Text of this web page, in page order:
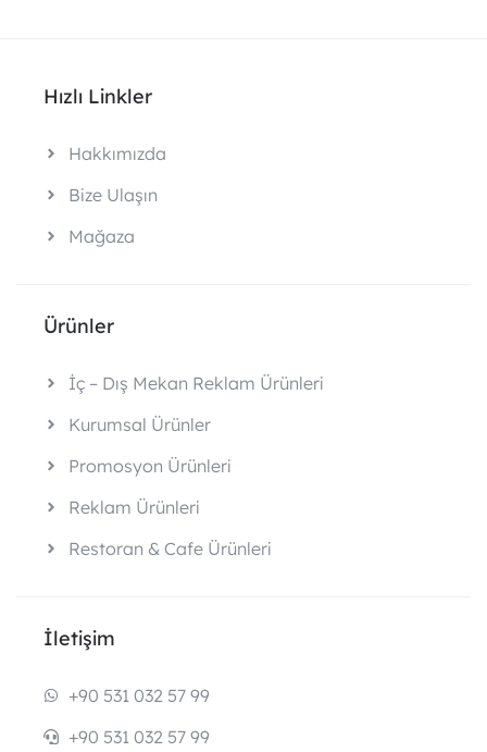
Hızlı Linkler
Hakkımızda
Bize Ulaşın
Mağaza
Ürünler
İç – Dış Mekan Reklam Ürünleri
Kurumsal Ürünler
Promosyon Ürünleri
Reklam Ürünleri
Restoran & Cafe Ürünleri
İletişim
+90 531 032 57 99
+90 531 032 57 99